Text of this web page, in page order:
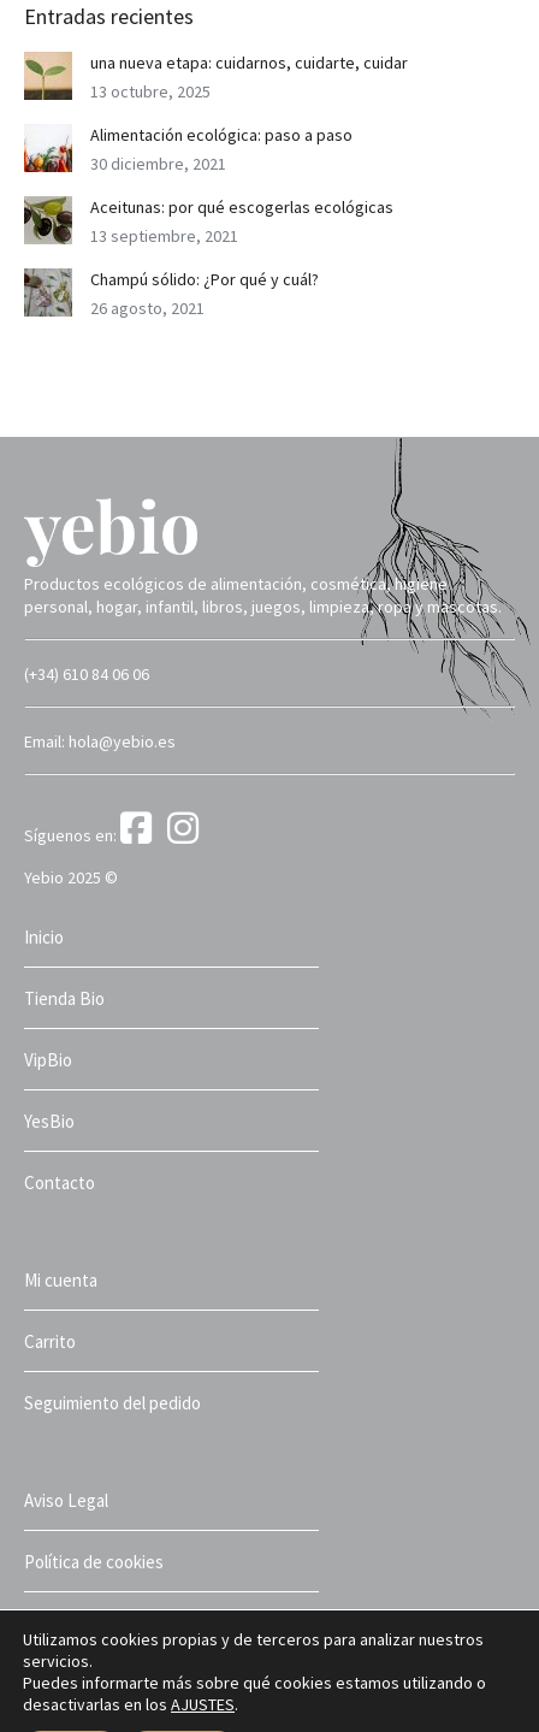
Entradas recientes
una nueva etapa: cuidarnos, cuidarte, cuidar
13 octubre, 2025
Alimentación ecológica: paso a paso
30 diciembre, 2021
Aceitunas: por qué escogerlas ecológicas
13 septiembre, 2021
Champú sólido: ¿Por qué y cuál?
26 agosto, 2021
Productos ecológicos de alimentación, cosmética, higiene
personal, hogar, infantil, libros, juegos, limpieza, ropa y mascotas.
(+34) 610 84 06 06
Email: hola@yebio.es
Síguenos en:
Yebio 2025 ©
Inicio
Tienda Bio
VipBio
YesBio
Contacto
Mi cuenta
Carrito
Seguimiento del pedido
Aviso Legal
Política de cookies
Términos y condiciones
Utilizamos cookies propias y de terceros para analizar nuestros
servicios.
Puedes informarte más sobre qué cookies estamos utilizando o
desactivarlas en los AJUSTES.